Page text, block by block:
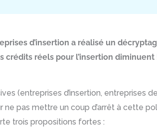
d’insertion a réalisé un
crédits réels pour l’insertion diminuent
(entreprises d’insertion, entreprises
pas mettre un coup d’arrêt à cette
trois propositions fortes :